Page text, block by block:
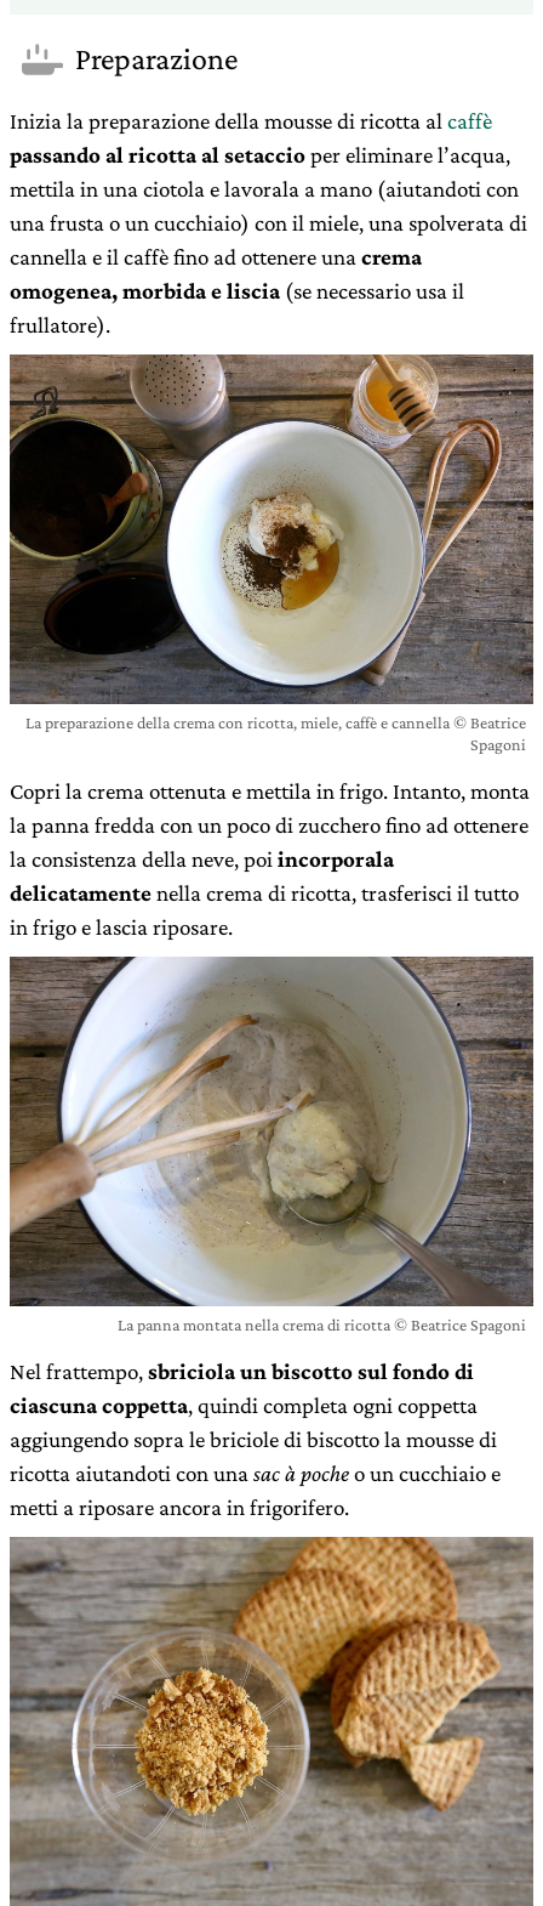
Preparazione
Inizia la preparazione della mousse di ricotta alcaffè
passando al ricotta al setaccioper eliminare l’acqua,
mettila in una ciotola e lavorala a mano (aiutandoti con
una frusta o un cucchiaio) con il miele, una spolverata di
cannella e il caffè fino ad ottenere unacrema
omogenea, morbida e liscia (se necessario usa il
frullatore).
La preparazione della crema con ricotta, miele, caffè e cannella © Beatrice
Spagoni
Copri la crema ottenuta e mettila in frigo. Intanto, monta
la panna fredda con un poco di zucchero fino ad ottenere
la consistenza della neve, poiincorporala
delicatamentenella crema di ricotta, trasferisci il tutto
in frigo e lascia riposare.
La panna montata nella crema di ricotta © Beatrice Spagoni
Nel frattempo,sbriciola un biscotto sul fondo di
ciascuna coppetta, quindi completa ogni coppetta
aggiungendo sopra le briciole di biscotto la mousse di
ricotta aiutandoti con unasac à pocheo un cucchiaio e
metti a riposare ancora in frigorifero.